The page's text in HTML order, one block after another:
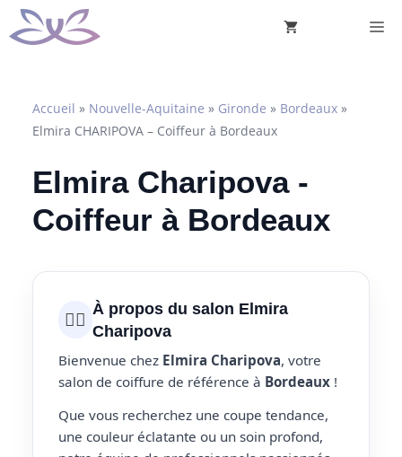
Aller
au
Accueil » Nouvelle-Aquitaine » Gironde » Bordeaux »
Elmira CHARIPOVA – Coiffeur à Bordeaux
Elmira Charipova -
Coiffeur à Bordeaux
💇‍♀️ À propos du salon Elmira
Charipova
Bienvenue chez Elmira Charipova, votre
salon de coiffure de référence à Bordeaux !
Que vous recherchez une coupe tendance,
une couleur éclatante ou un soin profond,